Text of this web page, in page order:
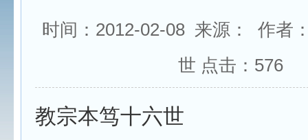
时间：2012-02-08 来源： 作者
世 点击： 576
教宗本笃十六世